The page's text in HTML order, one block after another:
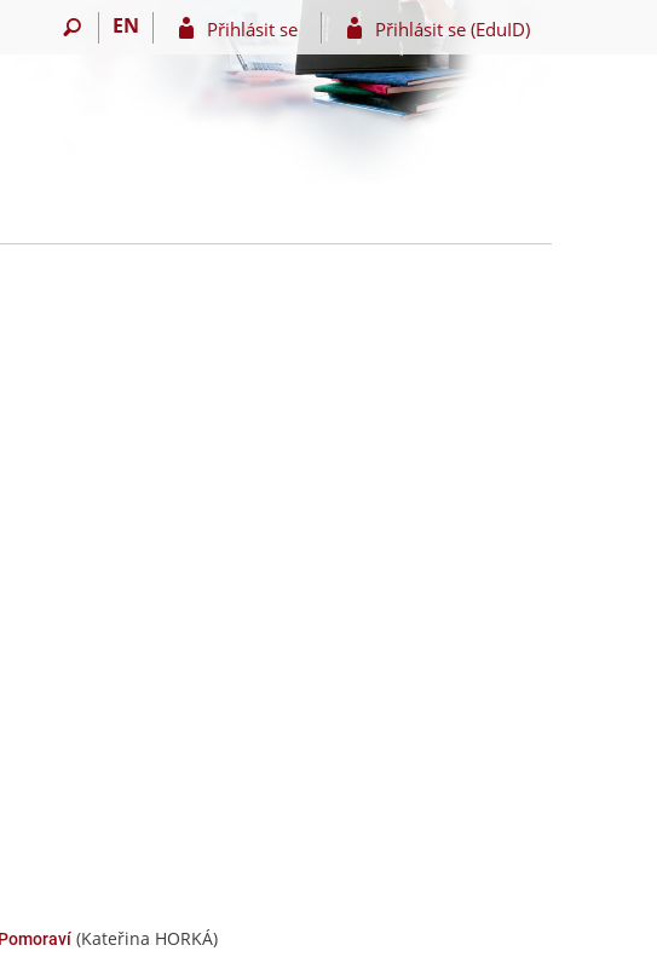
EN Přihlásit se Přihlásit se (EduID)
(Kateřina HORKÁ)